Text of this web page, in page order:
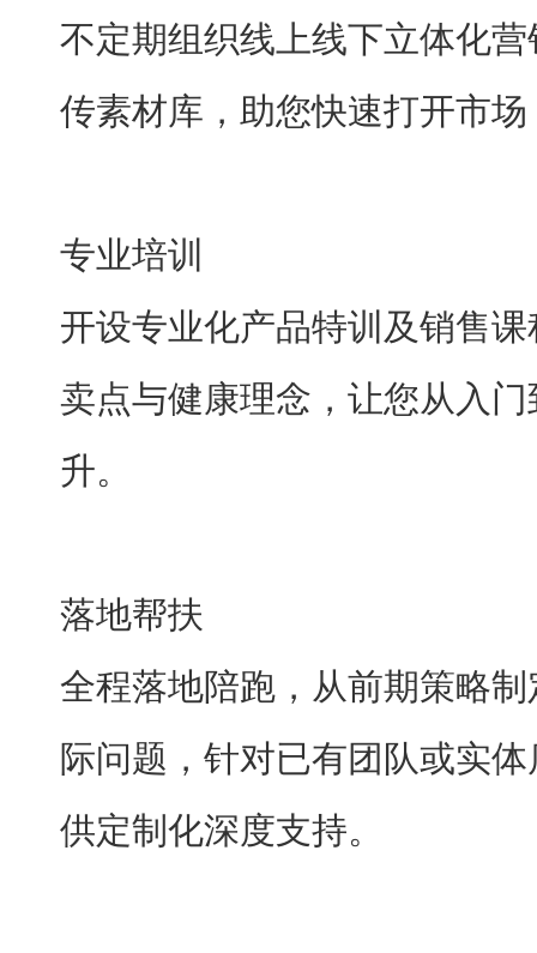
不定期组织线上线下立体化
传素材库，助您快速打开市
专业培训
开设专业化产品特训及销售
卖点与健康理念，让您从入
升。
落地帮扶
全程落地陪跑，从前期策略
际问题，针对已有团队或实
供定制化深度支持。